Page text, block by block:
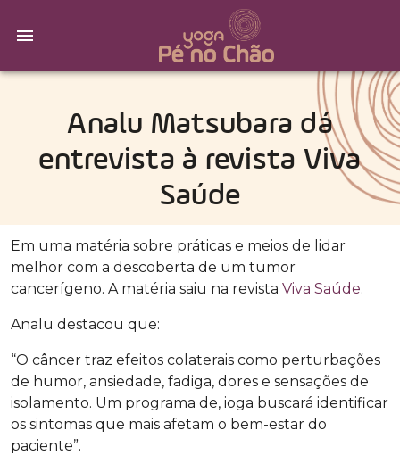
Analu Matsubara dá
entrevista à revista Viva
Saúde
Em uma matéria sobre práticas e meios de lidar
melhor com a descoberta de um tumor
cancerígeno. A matéria saiu na revista Viva Saúde.
Analu destacou que:
“O câncer traz efeitos colaterais como perturbações
de humor, ansiedade, fadiga, dores e sensações de
isolamento. Um programa de, ioga buscará identificar
os sintomas que mais afetam o bem-estar do
paciente”.